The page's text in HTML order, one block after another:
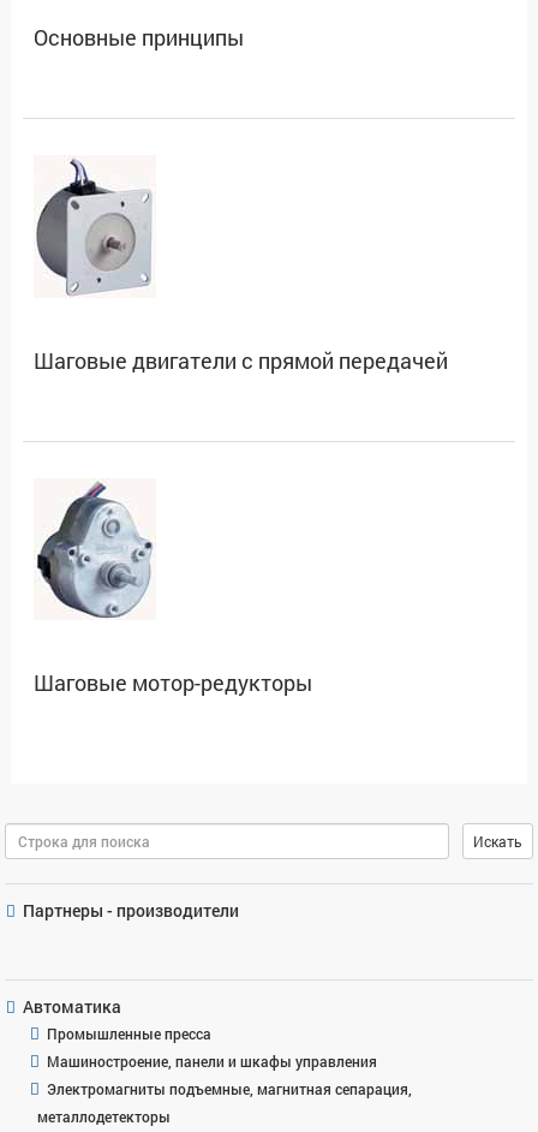
Основные принципы
Шаговые двигатели с прямой передачей
Шаговые мотор-редукторы
Поиск
Искать
Партнеры - производители
Автоматика
Промышленные пресса
Машиностроение, панели и шкафы управления
Электромагниты подъемные, магнитная сепарация,
металлодетекторы